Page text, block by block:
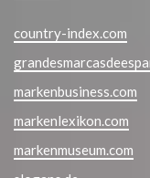
country-index.com
markenbusiness.com
markenlexikon.com
markenmuseum.com